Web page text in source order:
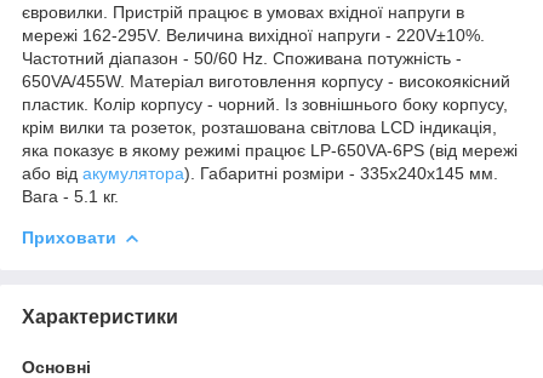
євровилки. Пристрій працює в умовах вхідної напруги в
мережі 162-295V. Величина вихідної напруги - 220V±10%.
Частотний діапазон - 50/60 Hz. Споживана потужність -
650VA/455W. Матеріал виготовлення корпусу - високоякісний
пластик. Колір корпусу - чорний. Із зовнішнього боку корпусу,
крім вилки та розеток, розташована світлова LCD індикація,
яка показує в якому режимі працює LP-650VA-6РS (від мережі
або від акумулятора). Габаритні розміри - 335х240х145 мм.
Вага - 5.1 кг.
Приховати
Характеристики
Основні